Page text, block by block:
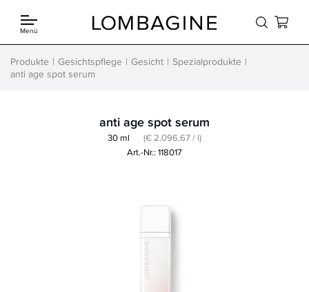
Menü
Produkte Gesichtspflege Gesicht
Spezialprodukte
anti age spot serum
anti age spot serum
30 ml
(€ 2.096,67 / l)
Art.-Nr.: 118017